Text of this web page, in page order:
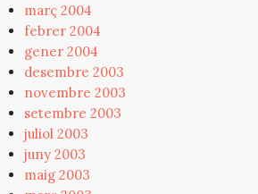
març 2004
febrer 2004
gener 2004
desembre 2003
novembre 2003
setembre 2003
juliol 2003
juny 2003
maig 2003